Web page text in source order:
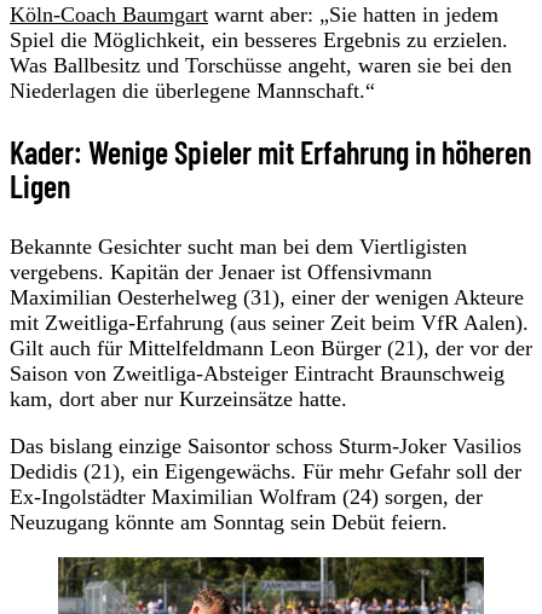
Köln-Coach Baumgart warnt aber: „Sie hatten in jedem
Spiel die Möglichkeit, ein besseres Ergebnis zu erzielen.
Was Ballbesitz und Torschüsse angeht, waren sie bei den
Niederlagen die überlegene Mannschaft.“
Kader: Wenige Spieler mit Erfahrung in höheren
Ligen
Bekannte Gesichter sucht man bei dem Viertligisten
vergebens. Kapitän der Jenaer ist Offensivmann
Maximilian Oesterhelweg (31), einer der wenigen Akteure
mit Zweitliga-Erfahrung (aus seiner Zeit beim VfR Aalen).
Gilt auch für Mittelfeldmann Leon Bürger (21), der vor der
Saison von Zweitliga-Absteiger Eintracht Braunschweig
kam, dort aber nur Kurzeinsätze hatte.
Das bislang einzige Saisontor schoss Sturm-Joker Vasilios
Dedidis (21), ein Eigengewächs. Für mehr Gefahr soll der
Ex-Ingolstädter Maximilian Wolfram (24) sorgen, der
Neuzugang könnte am Sonntag sein Debüt feiern.